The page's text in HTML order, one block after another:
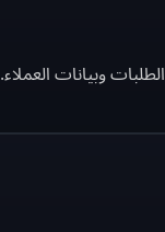
وبيانات العملاء.